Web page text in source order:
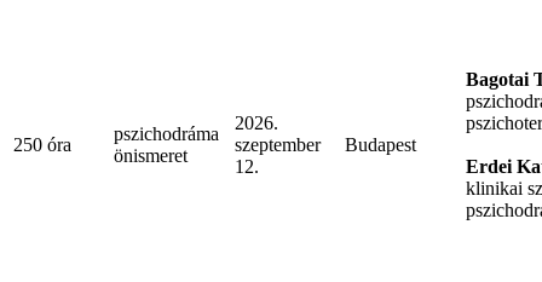
250 óra
pszichodráma
önismeret
2026.
szeptember
12.
Budapest
Bagotai
Erdei
klinikai